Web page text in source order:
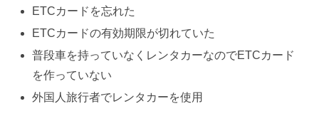
ETCカードを忘れた
ETCカードの有効期限が切れていた
普段車を持っていなくレンタカーなのでETCカード
を作っていない
外国人旅行者でレンタカーを使用